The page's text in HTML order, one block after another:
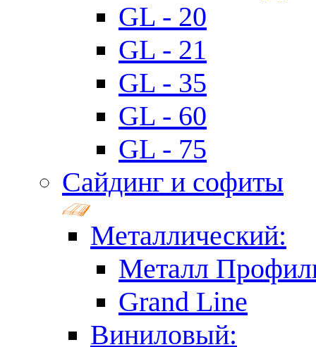
GL - 20
GL - 21
GL - 35
GL - 60
GL - 75
Сайдинг и софиты
Металлический:
Металл
Grand Line
Виниловый: